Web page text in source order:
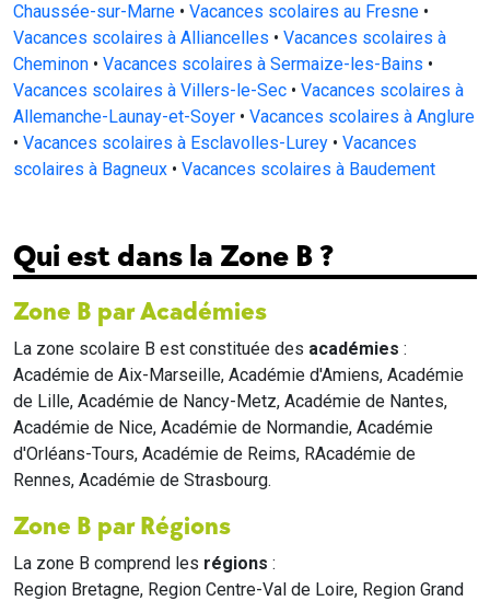
Chaussée-sur-Marne • Vacances scolaires au Fresne •
Vacances scolaires à Alliancelles • Vacances scolaires à
Cheminon • Vacances scolaires à Sermaize-les-Bains •
Vacances scolaires à Villers-le-Sec • Vacances scolaires à
Allemanche-Launay-et-Soyer • Vacances scolaires à Anglure
• Vacances scolaires à Esclavolles-Lurey • Vacances
scolaires à Bagneux • Vacances scolaires à Baudement
Qui est dans la Zone B ?
Zone B par Académies
La zone scolaire B est constituée des académies :
Académie de Aix-Marseille, Académie d'Amiens, Académie
de Lille, Académie de Nancy-Metz, Académie de Nantes,
Académie de Nice, Académie de Normandie, Académie
d'Orléans-Tours, Académie de Reims, RAcadémie de
Rennes, Académie de Strasbourg.
Zone B par Régions
La zone B comprend les régions :
Region Bretagne, Region Centre-Val de Loire, Region Grand